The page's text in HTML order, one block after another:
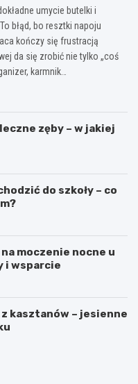
umycie butelki i
błąd, bo resztki napoju
kończy się frustracją
da się zrobić nie tylko „coś
karmnik…
zęby – w jakiej
do szkoły – co
moczenie nocne u
i wsparcie
kasztanów – jesienne